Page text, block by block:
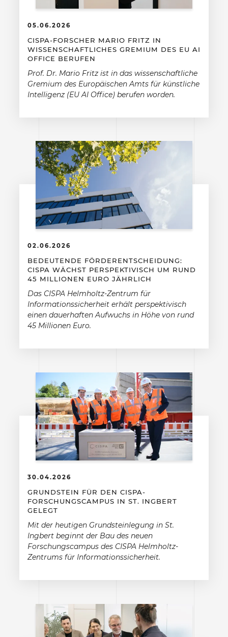
05.06.2026
CISPA-FORSCHER MARIO FRITZ IN
WISSENSCHAFTLICHES GREMIUM DES EU AI
OFFICE BERUFEN
Prof. Dr. Mario Fritz ist in das wissenschaftliche
Gremium des Europäischen Amts für künstliche
Intelligenz (EU AI Office) berufen worden.
02.06.2026
BEDEUTENDE FÖRDERENTSCHEIDUNG:
CISPA WÄCHST PERSPEKTIVISCH UM RUND
45 MILLIONEN EURO JÄHRLICH
Das CISPA Helmholtz-Zentrum für
Informationssicherheit erhält perspektivisch
einen dauerhaften Aufwuchs in Höhe von rund
45 Millionen Euro.
30.04.2026
GRUNDSTEIN FÜR DEN CISPA-
FORSCHUNGSCAMPUS IN ST. INGBERT
GELEGT
Mit der heutigen Grundsteinlegung in St.
Ingbert beginnt der Bau des neuen
Forschungscampus des CISPA Helmholtz-
Zentrums für Informationssicherheit.